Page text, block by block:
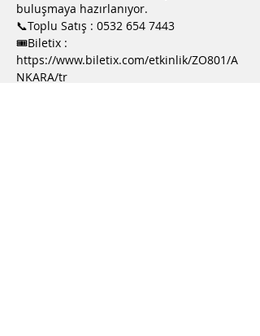
buluşmaya hazırlanıyor.
📞Toplu Satış : 0532 654 7443
🎟Biletix :
https://www.biletix.com/etkinlik/ZO801/A
NKARA/tr